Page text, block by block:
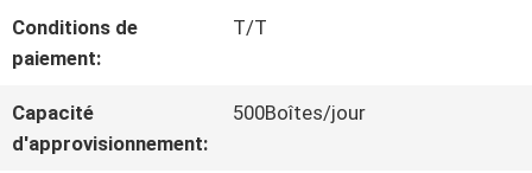
DE
LA
QUALITÉ
Conditions de
paiement:
T/T
Capacité
d'approvisionnement:
500Boîtes/jour